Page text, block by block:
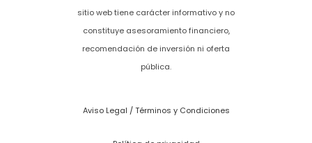
sitio web tiene carácter informativo y no
constituye asesoramiento financiero,
recomendación de inversión ni oferta
pública.
Aviso Legal / Términos y Condiciones